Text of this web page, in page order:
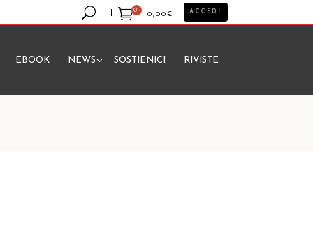
0
0,00€
prodotto nel carrello.
ACCEDI
EBOOK NEWS SOSTIENICI RIVISTE